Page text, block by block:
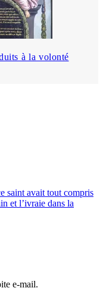
à la volonté
saint avait tout compris
et l’ivraie dans la
e-mail.